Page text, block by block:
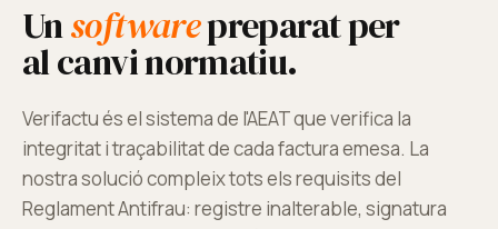
Unsoftwarepreparat per
al canvi normatiu.
Verifactu és el sistema de l'AEAT que verifica la
integritat i traçabilitat de cada factura emesa. La
nostra solució compleix tots els requisits del
Reglament Antifrau: registre inalterable, signatura